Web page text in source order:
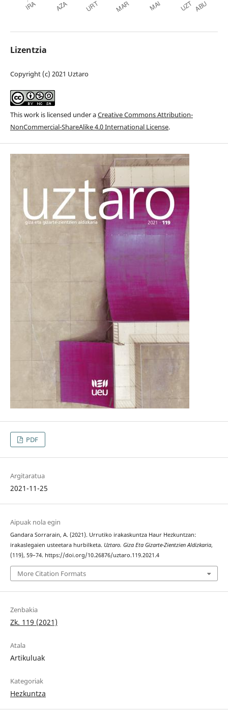
Lizentzia
Copyright (c) 2021 Uztaro
This work is licensed under aCreative Commons Attribution-
NonCommercial-ShareAlike 4.0 International License.
PDF
Argitaratua
2021-11-25
Aipuak nola egin
Gandara Sorrarain, A. (2021). Urrutiko irakaskuntza Haur Hezkuntzan:
irakaslegaien usteetara hurbilketa. Uztaro. Giza Eta Gizarte-Zientzien Aldizkaria,
(119), 59–74. https://doi.org/10.26876/uztaro.119.2021.4
More Citation Formats
Zenbakia
Zk. 119 (2021)
Atala
Artikuluak
Kategoriak
Hezkuntza